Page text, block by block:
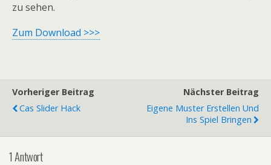
zu sehen.
Zum Download >>>
Vorheriger Beitrag
Cas Slider Hack
Nächster Beitrag
Eigene Muster Erstellen Und
Ins Spiel Bringen
1 Antwort